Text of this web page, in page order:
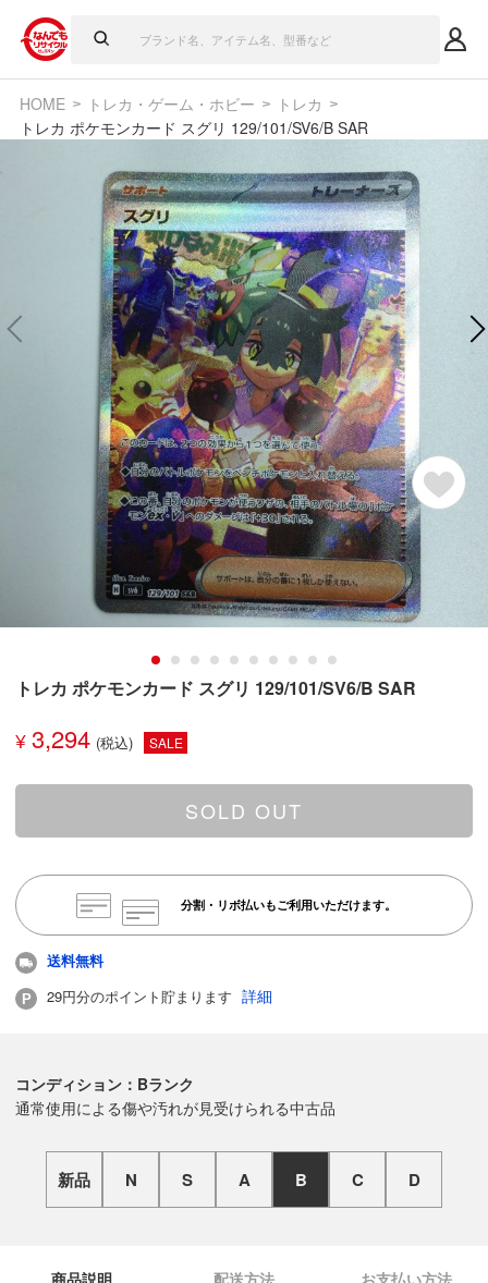
HOME トレカ・ゲーム・ホビー
トレカ
トレカ ポケモンカード スグリ 129/101/SV6/B SAR
トレカ ポケモンカード スグリ 129/101/SV6/B SAR
¥ 3,294 SALE
SOLD OUT
分割・リボ払いもご利用いただけます。
送料無料
29円分のポイント貯まります 詳細
コンディション：Bランク
通常使用による傷や汚れが見受けられる中古品
新品 N S A B C D